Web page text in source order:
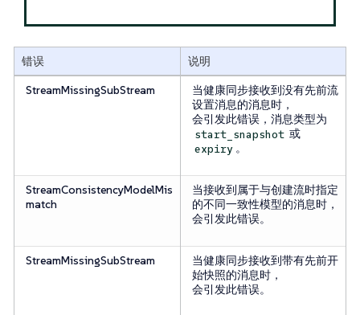
错误
说明
StreamMissingSubStream
当健康同步接收到没有先前流
设置消息的消息时，
会引发此错误，消息类型为
start_snapshot 或
expiry 。
StreamConsistencyModelMis
match
当接收到属于与创建流时指定
的不同一致性模型的消息时，
会引发此错误。
StreamMissingSubStream
当健康同步接收到带有先前开
始快照的消息时，
会引发此错误。